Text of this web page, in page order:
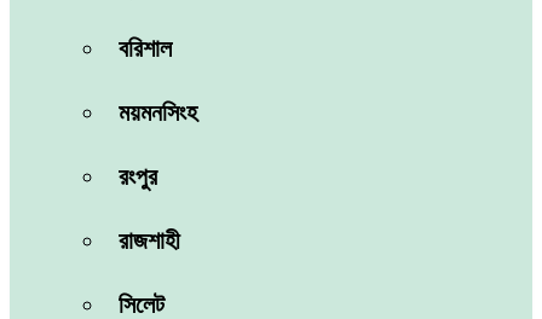
বরিশাল
ময়মনসিংহ
রংপুর
রাজশাহী
সিলেট